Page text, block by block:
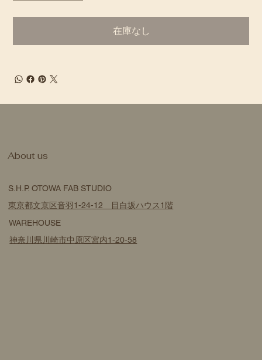
在庫なし
S.H.P. OTOWA FAB STUDIO
東京都文京区音羽1-24-12 目白坂ハウス1階
WAREHOUSE
神奈川県川崎市中原区宮内1-20-58
​About us